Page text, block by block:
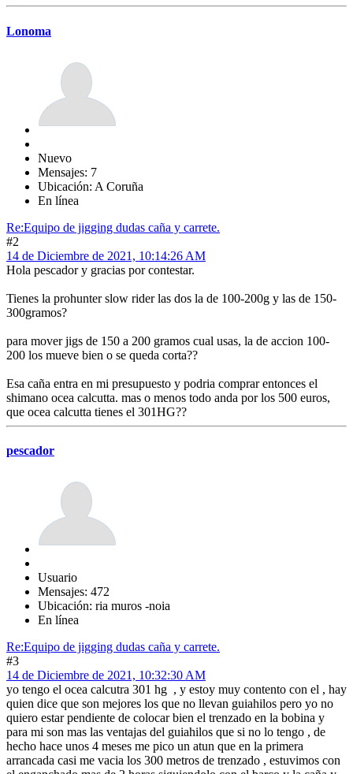
Lonoma
Nuevo
Mensajes: 7
Ubicación: A Coruña
En línea
Re:Equipo de jigging dudas caña y carrete.
#2
14 de Diciembre de 2021, 10:14:26 AM
Hola pescador y gracias por contestar.
Tienes la prohunter slow rider las dos la de 100-200g y las de 150-
300gramos?
para mover jigs de 150 a 200 gramos cual usas, la de accion 100-
200 los mueve bien o se queda corta??
Esa caña entra en mi presupuesto y podria comprar entonces el
shimano ocea calcutta. mas o menos todo anda por los 500 euros,
que ocea calcutta tienes el 301HG??
pescador
Usuario
Mensajes: 472
Ubicación: ria muros -noia
En línea
Re:Equipo de jigging dudas caña y carrete.
#3
14 de Diciembre de 2021, 10:32:30 AM
yo tengo el ocea calcutra 301 hg , y estoy muy contento con el , hay
quien dice que son mejores los que no llevan guiahilos pero yo no
quiero estar pendiente de colocar bien el trenzado en la bobina y
para mi son mas las ventajas del guiahilos que si no lo tengo , de
hecho hace unos 4 meses me pico un atun que en la primera
arrancada casi me vacia los 300 metros de trenzado , estuvimos con